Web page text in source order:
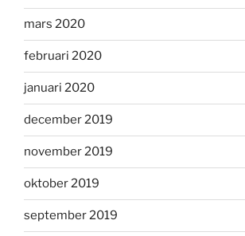
mars 2020
februari 2020
januari 2020
december 2019
november 2019
oktober 2019
september 2019